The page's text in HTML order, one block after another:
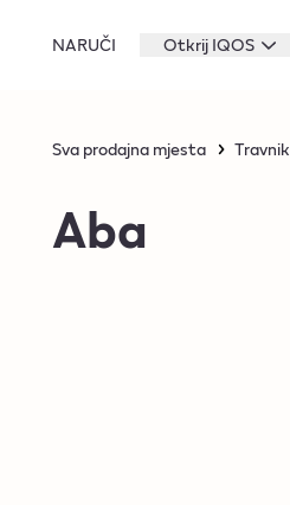
NARUČI Otkrij IQOS
Sva prodajna mjesta Travnik
Aba